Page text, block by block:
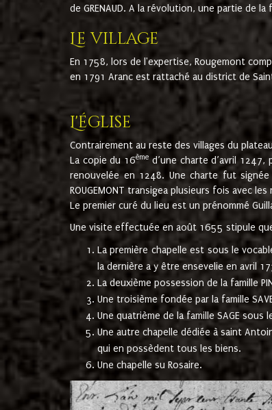
de GRENAUD. A la révolution, une partie de
Le village
En 1758, lors de l'expertise, Rougemont
en 1791 Aranc est rattaché au district de
L'église
Contrairement au reste des villages du
La copie du 16ème d’une charte d’avril 1247,
renouvelée en 1248. Une charte fut
ROUGEMONT transigea plusieurs fois avec
Le premier curé du lieu est un prénommé
Une visite effectuée en août 1655 stipule
La première chapelle est sous le
la dernière a y être ensevelie en avril
La deuxième possession de la famille
Une troisième fondée par la famille
Une quatrième de la famille SAGE
Une autre chapelle dédiée à saint
qui en possèdent tous les biens.
Une chapelle su Rosaire.